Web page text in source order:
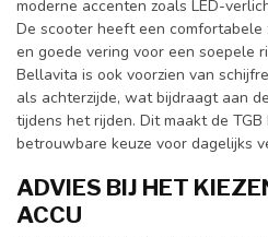
moderne accenten zoals LED-
De scooter heeft een comfortabele
en goede vering voor een soepele
Bellavita is ook voorzien van
als achterzijde, wat bijdraagt aan
tijdens het rijden. Dit maakt de
betrouwbare keuze voor dagelijks
ADVIES BIJ HET
ACCU